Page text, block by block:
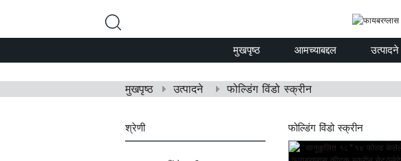
मुखपृष्ठ आमच्याबद्दल उत्पादने
मुखपृष्ठ उत्पादने फोल्डिंग विंडो स्क्रीन
श्रेणी फोल्डिंग विंडो स्क्रीन